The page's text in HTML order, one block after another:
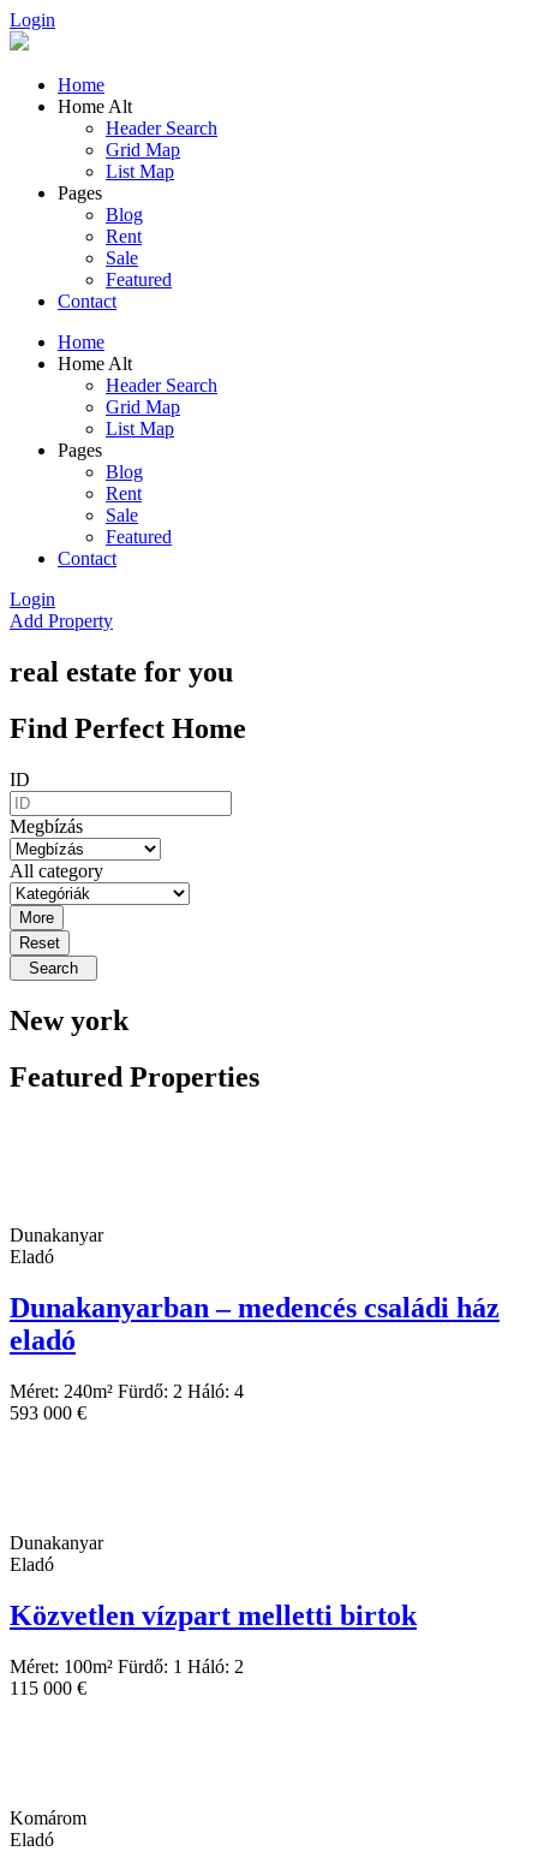
Login
Home
Home Alt
Header Search
Grid Map
List Map
Pages
Blog
Rent
Sale
Featured​
Contact
Home
Home Alt
Header Search
Grid Map
List Map
Pages
Blog
Rent
Sale
Featured​
Contact
Login
Add Property
real estate for you
Find Perfect Home
ID
Megbízás
All category
More
Reset
Search
New york
Featured Properties
Dunakanyar
Eladó
Dunakanyarban – medencés családi ház
eladó
Méret: 240m² Fürdő: 2 Háló: 4
593 000 €
Dunakanyar
Eladó
Közvetlen vízpart melletti birtok
Méret: 100m² Fürdő: 1 Háló: 2
115 000 €
Komárom
Eladó